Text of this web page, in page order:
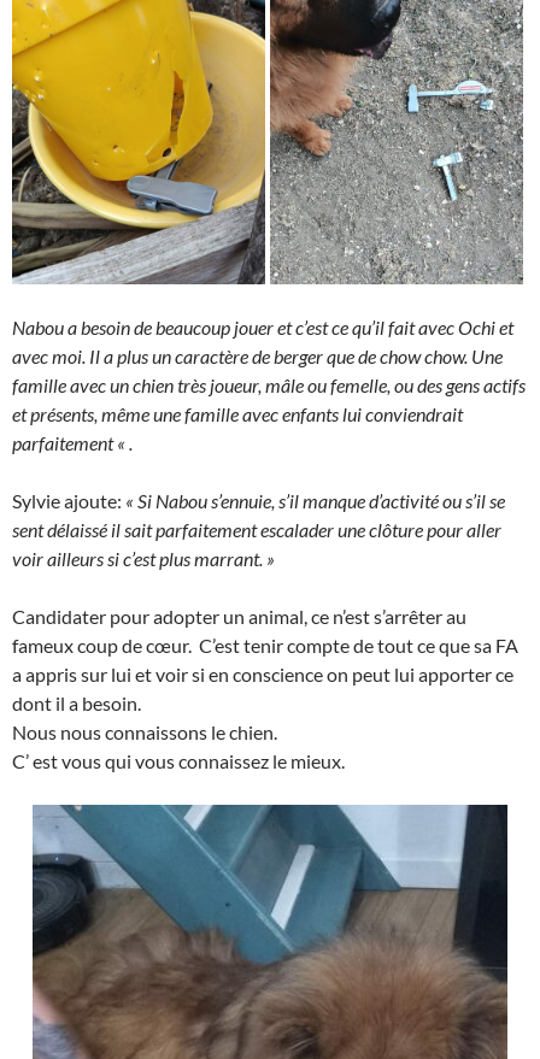
Nabou a besoin de beaucoup jouer et c’est ce qu’il fait avec Ochi et
avec moi. Il a plus un caractère de berger que de chow chow. Une
famille avec un chien très joueur, mâle ou femelle, ou des gens actifs
et présents, même une famille avec enfants lui conviendrait
parfaitement « .
Sylvie ajoute: « Si Nabou s’ennuie, s’il manque d’activité ou s’il se
sent délaissé il sait parfaitement escalader une clôture pour aller
voir ailleurs si c’est plus marrant. »
Candidater pour adopter un animal, ce n’est s’arrêter au
fameux coup de cœur. C’est tenir compte de tout ce que sa FA
a appris sur lui et voir si en conscience on peut lui apporter ce
dont il a besoin.
Nous nous connaissons le chien.
C’ est vous qui vous connaissez le mieux.